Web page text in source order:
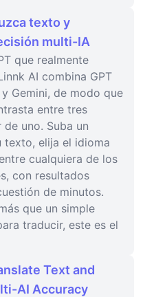
texto y
multi-IA
que realmente
AI combina GPT
Gemini, de modo que
entre tres
uno. Suba un
texto, elija el idioma
cualquiera de los
con resultados
de minutos.
que un simple
traducir, este es el
Text and
AI Accuracy